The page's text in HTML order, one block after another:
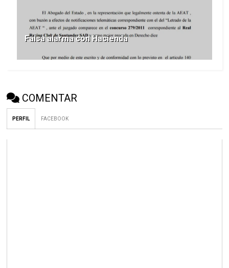
Falsa alarma con Hacienda
COMENTAR
PERFIL FACEBOOK